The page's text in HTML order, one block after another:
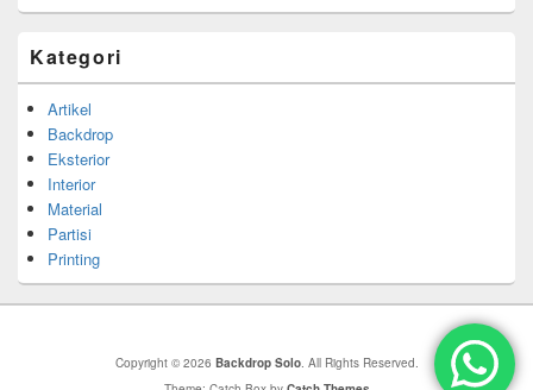
Kategori
Artikel
Backdrop
Eksterior
Interior
Material
Partisi
Printing
Copyright © 2026 Backdrop Solo. All Rights Reserved.